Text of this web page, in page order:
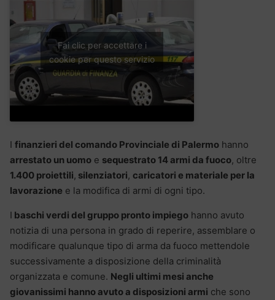
Fai clic per accettare i
cookie per questo servizio
I finanzieri del comando Provinciale di Palermo hanno
arrestato un uomo e sequestrato 14 armi da fuoco, oltre
1.400 proiettili, silenziatori, caricatori e materiale per la
lavorazione e la modifica di armi di ogni tipo.
I baschi verdi del gruppo pronto impiego hanno avuto
notizia di una persona in grado di reperire, assemblare o
modificare qualunque tipo di arma da fuoco mettendole
successivamente a disposizione della criminalità
organizzata e comune. Negli ultimi mesi anche
giovanissimi hanno avuto a disposizioni armi che sono